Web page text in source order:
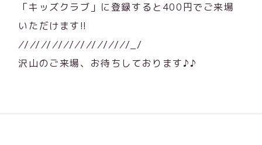
「キッズクラブ」に登録すると400円でご来場
いただけます!!
////////////////////_/
沢山のご来場、お待ちしております♪♪